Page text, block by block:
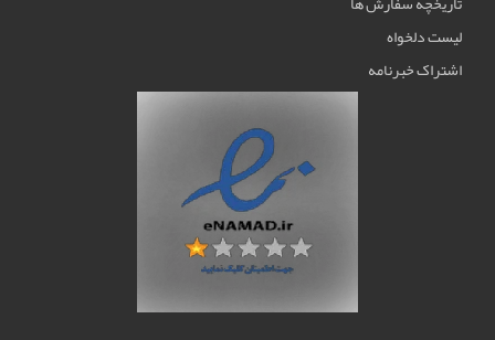
لیست دلخواه
اشتراک خبرنامه